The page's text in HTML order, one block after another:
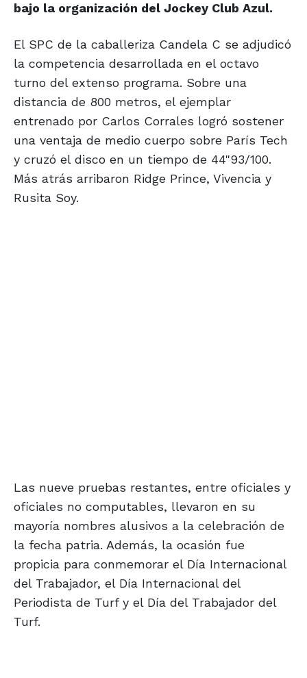
bajo la organización del Jockey Club Azul.
El SPC de la caballeriza Candela C se adjudicó
la competencia desarrollada en el octavo
turno del extenso programa. Sobre una
distancia de 800 metros, el ejemplar
entrenado por Carlos Corrales logró sostener
una ventaja de medio cuerpo sobre París Tech
y cruzó el disco en un tiempo de 44"93/100.
Más atrás arribaron Ridge Prince, Vivencia y
Rusita Soy.
Las nueve pruebas restantes, entre oficiales y
oficiales no computables, llevaron en su
mayoría nombres alusivos a la celebración de
la fecha patria. Además, la ocasión fue
propicia para conmemorar el Día Internacional
del Trabajador, el Día Internacional del
Periodista de Turf y el Día del Trabajador del
Turf.